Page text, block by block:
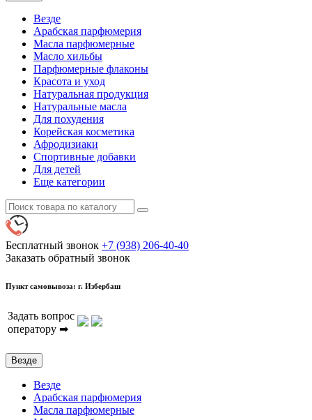
Везде
Арабская парфюмерия
Масла парфюмерные
Масло хильбы
Парфюмерные флаконы
Красота и уход
Натуральная продукция
Натуральные масла
Для похудения
Корейская косметика
Афродизиаки
Спортивные добавки
Для детей
Еще категории
Бесплатный звонок +7 (938) 206-40-40
Заказать обратный звонок
Пункт самовывоза: г. Избербаш
Задать вопрос
оператору ➡
Везде
Везде
Арабская парфюмерия
Масла парфюмерные